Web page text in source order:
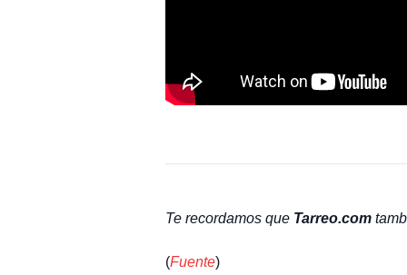
Te recordamos que Tarreo.com
(Fuente)